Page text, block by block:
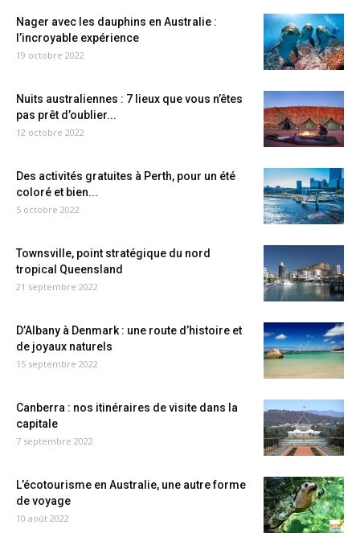
Nager avec les dauphins en Australie :
l’incroyable expérience
19 octobre 2022
Nuits australiennes : 7 lieux que vous n’êtes
pas prêt d’oublier...
12 octobre 2022
Des activités gratuites à Perth, pour un été
coloré et bien...
5 octobre 2022
Townsville, point stratégique du nord
tropical Queensland
21 septembre 2022
D’Albany à Denmark : une route d’histoire et
de joyaux naturels
15 septembre 2022
Canberra : nos itinéraires de visite dans la
capitale
7 septembre 2022
L’écotourisme en Australie, une autre forme
de voyage
10 août 2022